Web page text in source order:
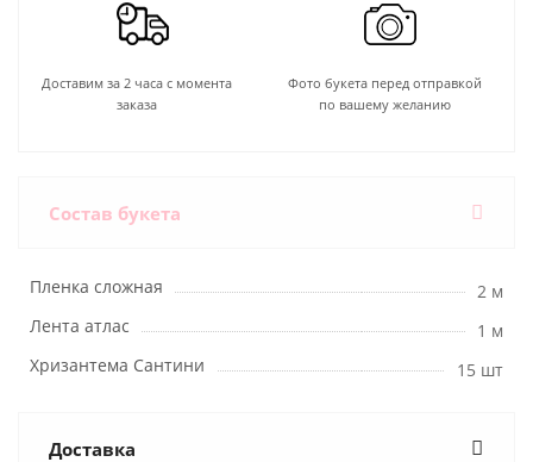
Доставим за 2 часа с момента
заказа
Фото букета перед отправкой
по вашему желанию
Состав букета
Пленка сложная
2 м
Лента атлас
1 м
Хризантема Сантини
15 шт
Доставка